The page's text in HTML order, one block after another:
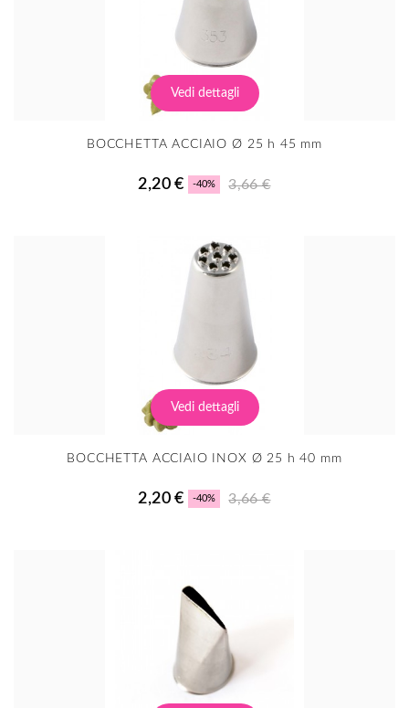
Vedi dettagli
BOCCHETTA ACCIAIO Ø 25 h 45 mm
2,20 € -40% 3,66 €
Vedi dettagli
BOCCHETTA ACCIAIO INOX Ø 25 h 40 mm
2,20 € -40% 3,66 €